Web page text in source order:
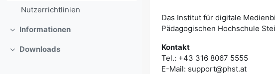
Nutzerrichtlinien
Einklappen
Informationen
Einklappen
Downloads
Das Institut für digitale
Pädagogischen Hochschule
Kontakt
Tel.: +43 316 8067 5555
E-Mail: support@phst.at